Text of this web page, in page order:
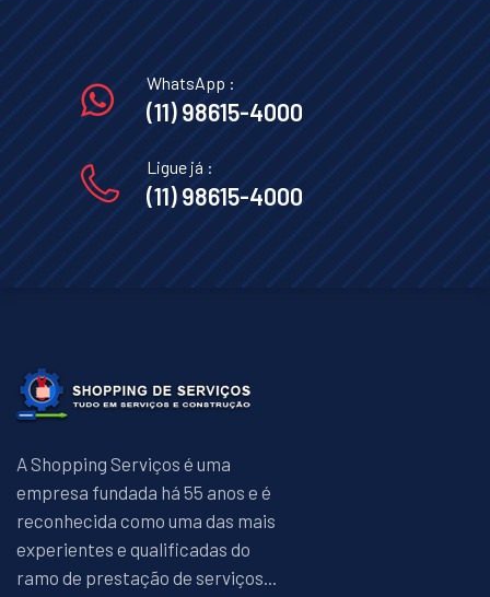
WhatsApp :
(11) 98615-4000
Ligue já :
(11) 98615-4000
A Shopping Serviços é uma
empresa fundada há 55 anos e é
reconhecida como uma das mais
experientes e qualificadas do
ramo de prestação de serviços...